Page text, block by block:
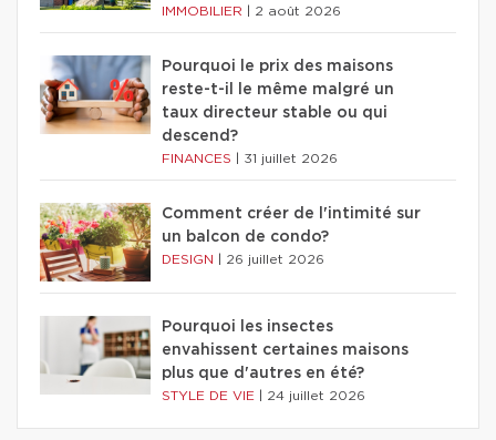
IMMOBILIER 2 août 2026
Pourquoi le prix des maisons
reste-t-il le même malgré un
taux directeur stable ou qui
descend?
FINANCES 31 juillet 2026
Comment créer de l'intimité sur
un balcon de condo?
DESIGN 26 juillet 2026
Pourquoi les insectes
envahissent certaines maisons
plus que d'autres en été?
STYLE DE VIE 24 juillet 2026